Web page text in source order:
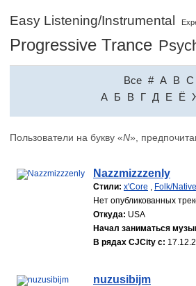
Easy Listening/Instrumental
Progressive Trance
Все # A B C
A Б В Г Д Е Ё
Пользователи на букву «N»,
Nazzmizzzenly
Стили: x'Core , Folk/
Нет опубликованных
Откуда: USA
Начал заниматься
В рядах CJCity с:
nuzusibijm